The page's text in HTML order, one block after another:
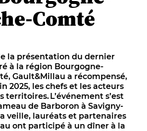
Comté
la présentation du dernier
à la région Bourgogne-
Gault&Millau a récompensé,
2025, les chefs et les acteurs
territoires. L’événement s’est
de Barboron à Savigny-
veille, lauréats et partenaires
ont participé à un dîner à la